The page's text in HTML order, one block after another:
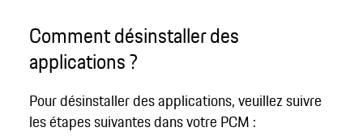
Comment désinstaller des
applications ?
Pour désinstaller des applications, veuillez suivre
les étapes suivantes dans votre PCM :